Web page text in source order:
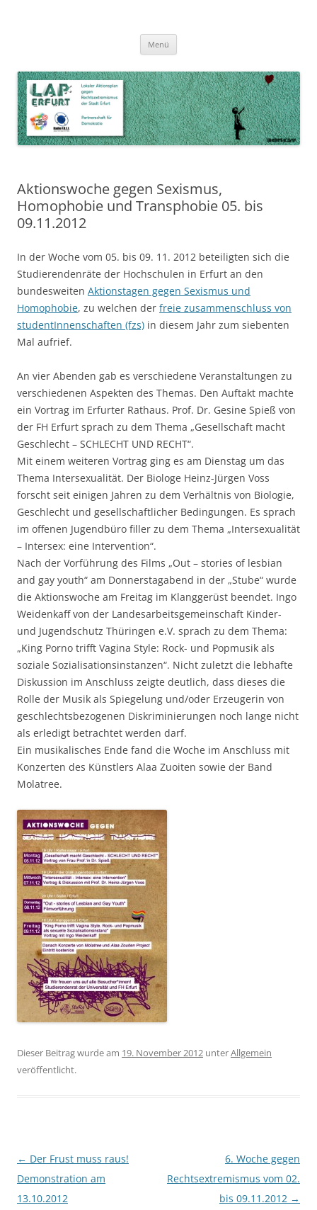
Lokaler Aktionsplan gegen Rechtsextremismus der Stadt Erfurt – Zur
Stärkung der Vielfalt, Toleranz und Demokratie
Menü
Aktionswoche gegen Sexismus,
Homophobie und Transphobie 05. bis
09.11.2012
In der Woche vom 05. bis 09. 11. 2012 beteiligten sich die
Studierendenräte der Hochschulen in Erfurt an den
bundesweiten Aktionstagen gegen Sexismus und
Homophobie, zu welchen der freie zusammenschluss von
studentInnenschaften (fzs) in diesem Jahr zum siebenten
Mal aufrief.
An vier Abenden gab es verschiedene Veranstaltungen zu
verschiedenen Aspekten des Themas. Den Auftakt machte
ein Vortrag im Erfurter Rathaus. Prof. Dr. Gesine Spieß von
der FH Erfurt sprach zu dem Thema „Gesellschaft macht
Geschlecht – SCHLECHT UND RECHT“.
Mit einem weiteren Vortrag ging es am Dienstag um das
Thema Intersexualität. Der Biologe Heinz-Jürgen Voss
forscht seit einigen Jahren zu dem Verhältnis von Biologie,
Geschlecht und gesellschaftlicher Bedingungen. Es sprach
im offenen Jugendbüro filler zu dem Thema „Intersexualität
– Intersex: eine Intervention“.
Nach der Vorführung des Films „Out – stories of lesbian
and gay youth“ am Donnerstagabend in der „Stube“ wurde
die Aktionswoche am Freitag im Klanggerüst beendet. Ingo
Weidenkaff von der Landesarbeitsgemeinschaft Kinder-
und Jugendschutz Thüringen e.V. sprach zu dem Thema:
„King Porno trifft Vagina Style: Rock- und Popmusik als
soziale Sozialisationsinstanzen“. Nicht zuletzt die lebhafte
Diskussion im Anschluss zeigte deutlich, dass dieses die
Rolle der Musik als Spiegelung und/oder Erzeugerin von
geschlechtsbezogenen Diskriminierungen noch lange nicht
als erledigt betrachtet werden darf.
Ein musikalisches Ende fand die Woche im Anschluss mit
Konzerten des Künstlers Alaa Zuoiten sowie der Band
Molatree.
Dieser Beitrag wurde am 19. November 2012 unterAllgemein
veröffentlicht.
Beitragsnavigation
← Der Frust muss raus!
Demonstration am
13.10.2012
6. Woche gegen
Rechtsextremismus vom 02.
bis 09.11.2012 →